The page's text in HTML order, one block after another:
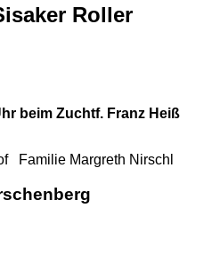
Roller
beim Zuchtf. Franz Heiß
Familie Margreth Nirschl